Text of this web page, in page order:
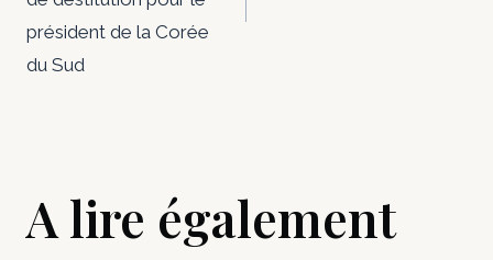
président de la Corée
du Sud
A lire également